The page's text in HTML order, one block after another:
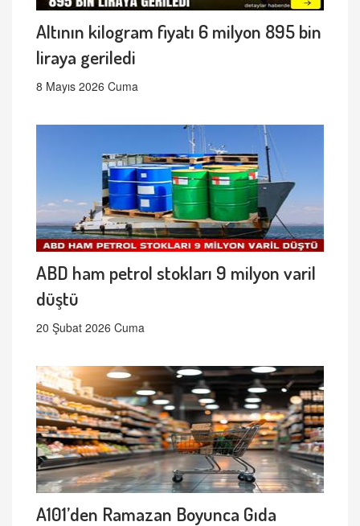
Altının kilogram fiyatı 6 milyon 895 bin
liraya geriledi
8 Mayıs 2026 Cuma
ABD ham petrol stokları 9 milyon varil
düştü
20 Şubat 2026 Cuma
A101’den Ramazan Boyunca Gıda